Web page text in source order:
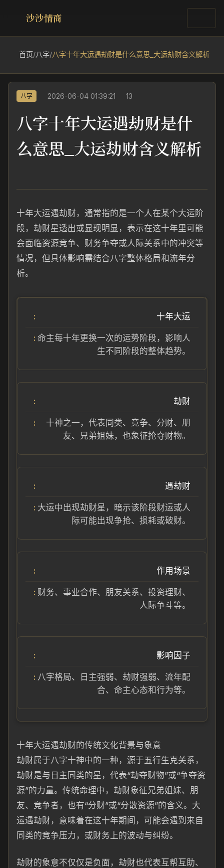
沙沙情商
首页/八字/八字十年大运遇劫财是什么意思_大运劫财含义解析
八字 2026-06-04 01:39:21 13
八字十年大运遇劫财是什
么意思_大运劫财含义解析
十年大运遇劫财，通常指的是一个人在某个大运阶
段，劫财星透出或显现明显，表示在这十年里可能
会面临资源竞争、财务争夺或人际关系中的冲突等
情况，但具体影响需结合八字整体格局和流年分
析。
十年大运
命主每十年更换一次的运势阶段，影响人
生不同阶段的整体趋势。
劫财
十神之一，代表同类、竞争、分财、朋
友、兄弟姐妹，也象征抢夺财物。
遇劫财
大运中出现劫财星，暗示该阶段财运或人
际可能出现争抢、损耗或破财。
作用场景
财务、事业合作、朋友关系、投资理财、
人际争斗等。
影响因子
八字格局、日主强弱、劫财强弱、流年配
合、命主心态和行为等。
十年大运遇劫财的传统文化背景与象意
劫财属于八字十神中的一种，源于五行生克关系，
劫财是与日主同类的星，代表“劫夺财物”或“争夺资
源”的力量。传统命理中，劫财象征兄弟姐妹、朋
友、竞争者，也有“分财”或“分散资源”的含义。大
运遇劫财，意味着在这十年期间，可能会遇到来自
同类的竞争压力，或财务上的波动与纠纷。
劫财的象意不仅仅是负面，劫财也代表互帮互助、